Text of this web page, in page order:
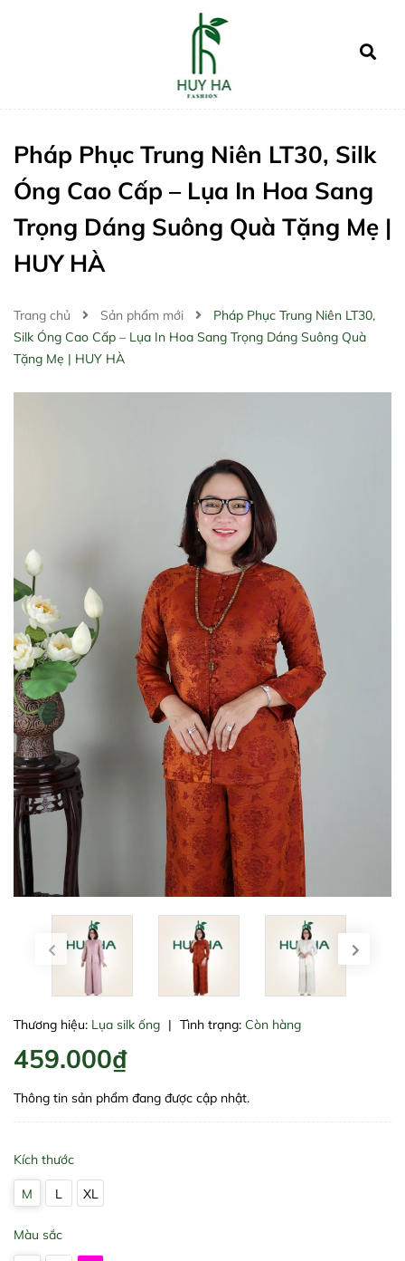
Pháp Phục Trung Niên LT30, Silk
Óng Cao Cấp – Lụa In Hoa Sang
Trọng Dáng Suông Quà Tặng Mẹ |
HUY HÀ
Trang chủ Sản phẩm mới
Pháp Phục Trung Niên LT30,
Silk Óng Cao Cấp – Lụa In Hoa Sang Trọng Dáng Suông Quà
Tặng Mẹ | HUY HÀ
Thương hiệu: Lụa silk ống | Tình trạng: Còn hàng
459.000₫
Thông tin sản phẩm đang được cập nhật.
Kích thước
M L XL
Màu sắc